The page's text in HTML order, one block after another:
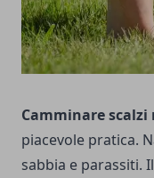
Camminare
piacevole pratica.
sabbia e parassiti.